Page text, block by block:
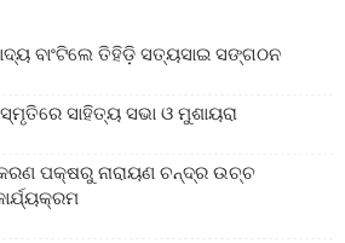
ବାଂଟିଲେ ତିହିଡି଼ ସତ୍ୟସାଇ ସଙ୍ଗଠନ
ସାହିତ୍ୟ ସଭା ଓ ମୁଶାୟରା
ପକ୍ଷରୁ ନାରାୟଣ ଚନ୍ଦ୍ର ଉଚ୍ଚ